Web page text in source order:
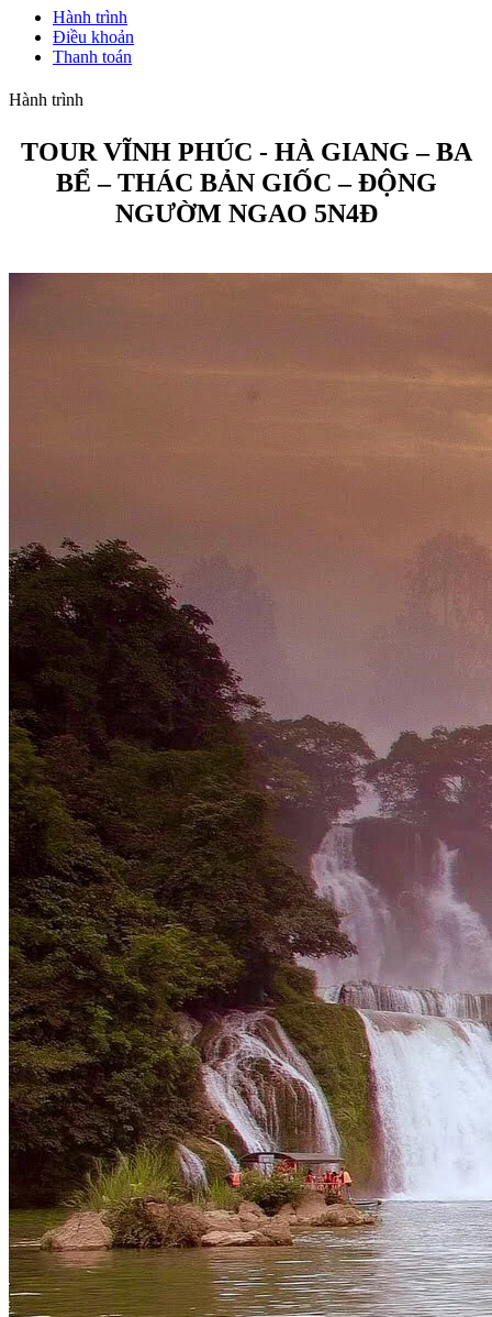
Hành trình
Điều khoản
Thanh toán
Hành trình
TOUR VĨNH PHÚC - HÀ GIANG – BA
BỂ – THÁC BẢN GIỐC – ĐỘNG
NGƯỜM NGAO 5N4Đ